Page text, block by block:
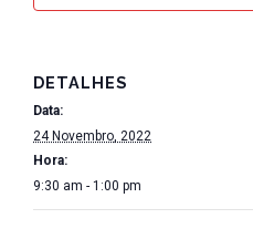
DETALHES
Data:
24 Novembro, 2022
Hora:
9:30 am - 1:00 pm